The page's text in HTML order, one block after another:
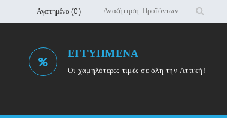
Αγαπημένα (0)
ΕΓΓΥΗΜΕΝΑ
Οι χαμηλότερες τιμές σε όλη την Αττική!